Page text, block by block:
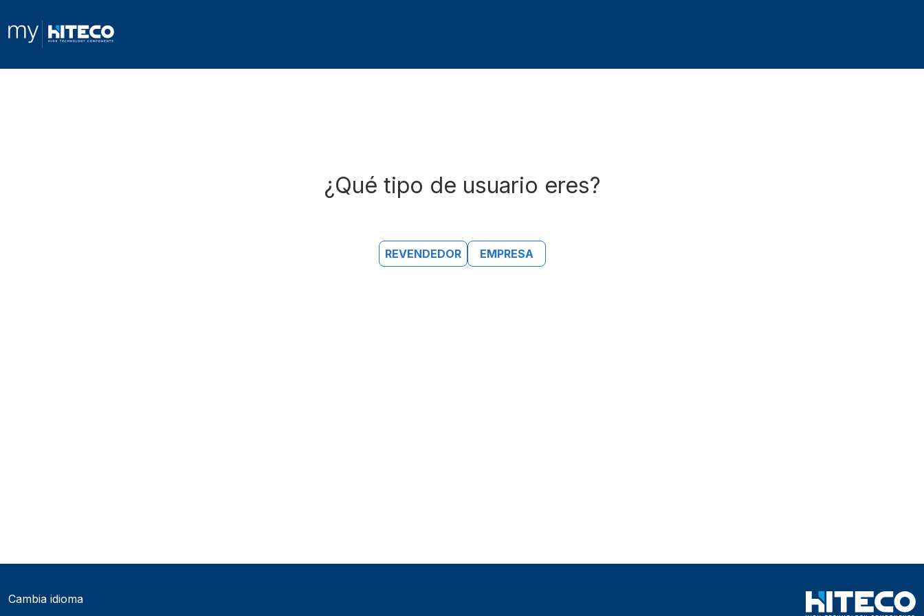
¿Qué tipo de usuario eres?
REVENDEDOR EMPRESA
Cambia idioma